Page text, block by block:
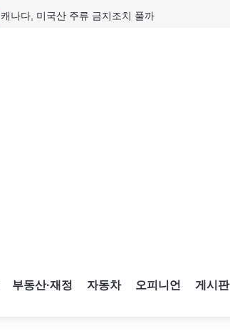
캐나다, 미국산 주류 금지조치 풀까
부동산·재정 자동차 오피니언 게시판